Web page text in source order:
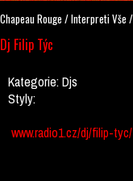
Chapeau Rouge /InterpretiVše /
Dj Filip Týc
Kategorie:Djs
Styly:
www.radio1.cz/dj/filip-tyc/